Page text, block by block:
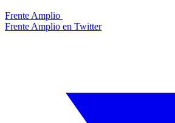
Frente Amplio
Frente Amplio en Twitter